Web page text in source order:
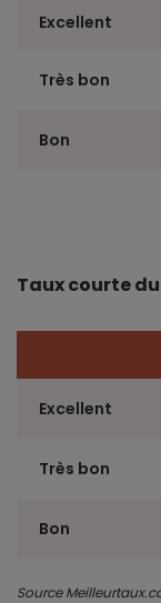
Excellent
Très bon
Bon
Taux courte
Excellent
Très bon
Bon
Source